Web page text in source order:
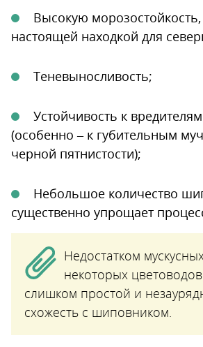
Высокую
настоящей находкой для
Теневыносливость;
Устойчивость к
(особенно – к губительным
черной пятнистости);
Небольшое количество
существенно упрощает
Недостатком
некоторых
слишком простой и
схожесть с шиповником.